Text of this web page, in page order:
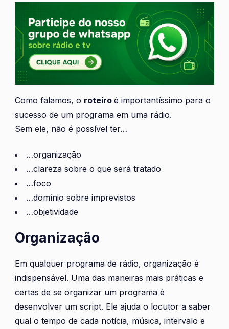
Como falamos, o roteiro é importantíssimo para o
sucesso de um programa em uma rádio.
Sem ele, não é possível ter…
…organização
…clareza sobre o que será tratado
…foco
…domínio sobre imprevistos
…objetividade
Organização
Em qualquer programa de rádio, organização é
indispensável. Uma das maneiras mais práticas e
certas de se organizar um programa é
desenvolver um script. Ele ajuda o locutor a saber
qual o tempo de cada notícia, música, intervalo e